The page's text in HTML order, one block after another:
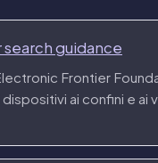
search guidance
Frontier
ai confini e ai